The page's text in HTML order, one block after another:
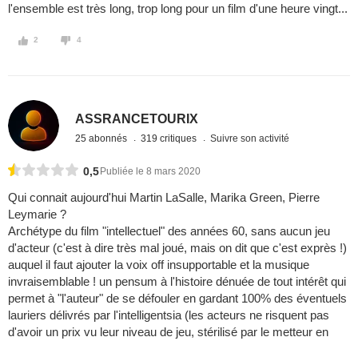
l'ensemble est très long, trop long pour un film d'une heure vingt...
2 4
ASSRANCETOURIX
25 abonnés 319 critiques Suivre son activité
0,5 Publiée le 8 mars 2020
Qui connait aujourd'hui Martin LaSalle, Marika Green, Pierre
Leymarie ?
Archétype du film "intellectuel" des années 60, sans aucun jeu
d'acteur (c'est à dire très mal joué, mais on dit que c'est exprès !)
auquel il faut ajouter la voix off insupportable et la musique
invraisemblable ! un pensum à l'histoire dénuée de tout intérêt qui
permet à "l'auteur" de se défouler en gardant 100% des éventuels
lauriers délivrés par l'intelligentsia (les acteurs ne risquent pas
d'avoir un prix vu leur niveau de jeu, stérilisé par le metteur en